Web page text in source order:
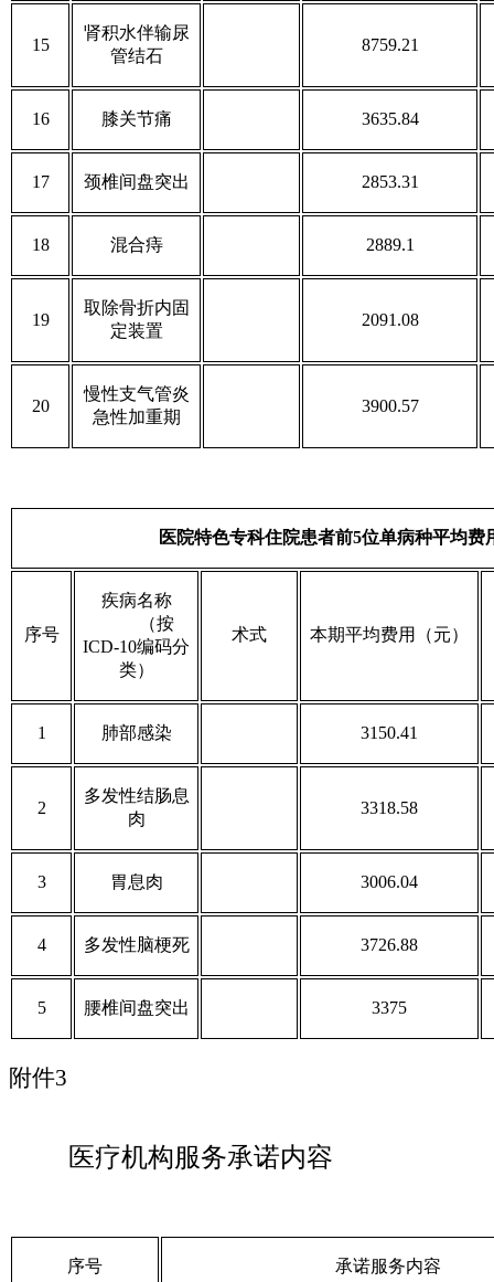
15
肾积水伴输尿
管结石
8759.21
16 膝关节痛 3635.84
17 颈椎间盘突出 2853.31
18 混合痔 2889.1
19
取除骨折内固
定装置
2091.08
20
慢性支气管炎
急性加重期
3900.57
医院特色专科住院患者前5位单病种平均费
序号
疾病名称
（按
ICD-10编码分
类）
术式 本期平均费用（元）
1 肺部感染 3150.41
2
多发性结肠息
肉
3318.58
3 胃息肉 3006.04
4 多发性脑梗死 3726.88
5 腰椎间盘突出 3375
附件3
医疗机构服务承诺内容
序号 承诺服务内容